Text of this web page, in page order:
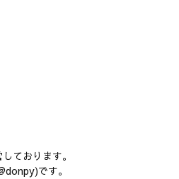
ております。
です。